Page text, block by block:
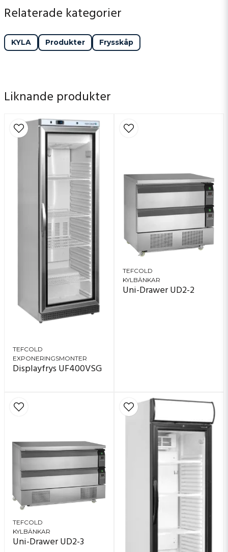
Relaterade kategorier
KYLA Produkter Frysskåp
Liknande produkter
TEFCOLD
EXPONERINGSMONTER
Displayfrys UF400VSG
TEFCOLD
KYLBÄNKAR
Uni-Drawer UD2-2
TEFCOLD
KYLBÄNKAR
Uni-Drawer UD2-3